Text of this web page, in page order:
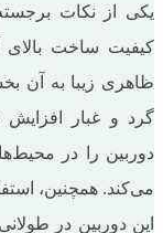
کیفیت ساخت بالای
ظاهری زیبا به آن
گرد و غبار افزایش
دوربین را در
این دوربین در